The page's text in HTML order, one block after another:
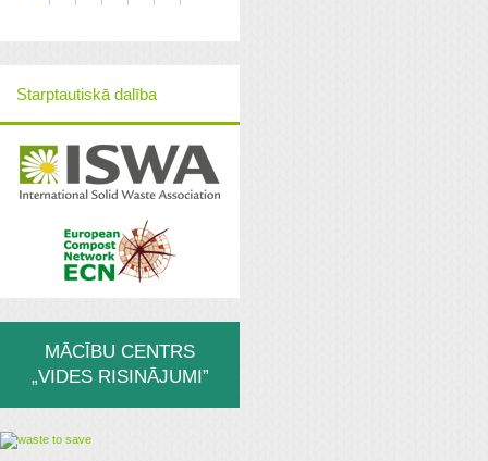
Starptautiskā dalība
MĀCĪBU CENTRS
„VIDES RISINĀJUMI”